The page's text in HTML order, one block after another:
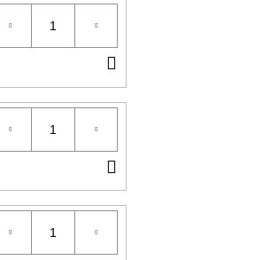
KOŠÍKU
KOŠÍKU